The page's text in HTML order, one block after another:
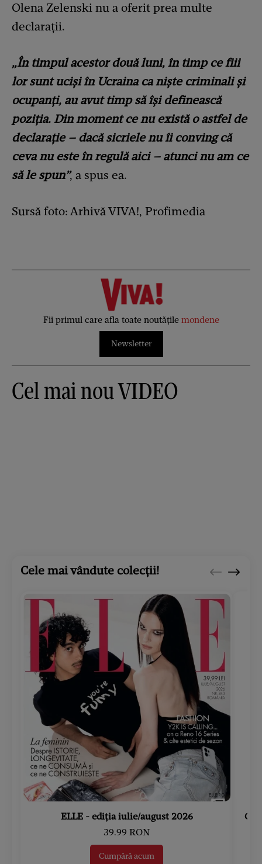
Olena Zelenski nu a oferit prea multe
declarații.
„În timpul acestor două luni, în timp ce fiii
lor sunt uciși în Ucraina ca niște criminali și
ocupanți, au avut timp să își definească
poziția. Din moment ce nu există o astfel de
declarație – dacă sicriele nu îi conving că
ceva nu este în regulă aici – atunci nu am ce
să le spun”, a spus ea.
Sursă foto: Arhivă VIVA!, Profimedia
Fii primul care afla toate noutățile mondene
Newsletter
Cel mai nou VIDEO
Cele mai vândute colecții!
ELLE - ediția iulie/august 2026
39.99 RON
Cumpără acum